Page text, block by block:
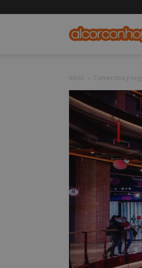
Inicio Comercios y